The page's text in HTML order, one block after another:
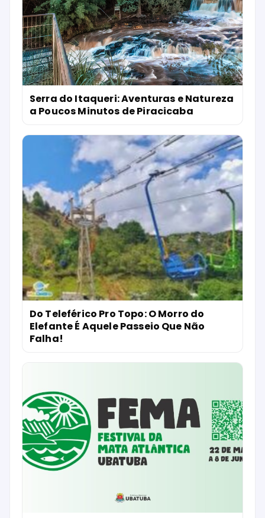
Serra do Itaqueri: Aventuras e Natureza
a Poucos Minutos de Piracicaba
Do Teleférico Pro Topo: O Morro do
Elefante É Aquele Passeio Que Não
Falha!